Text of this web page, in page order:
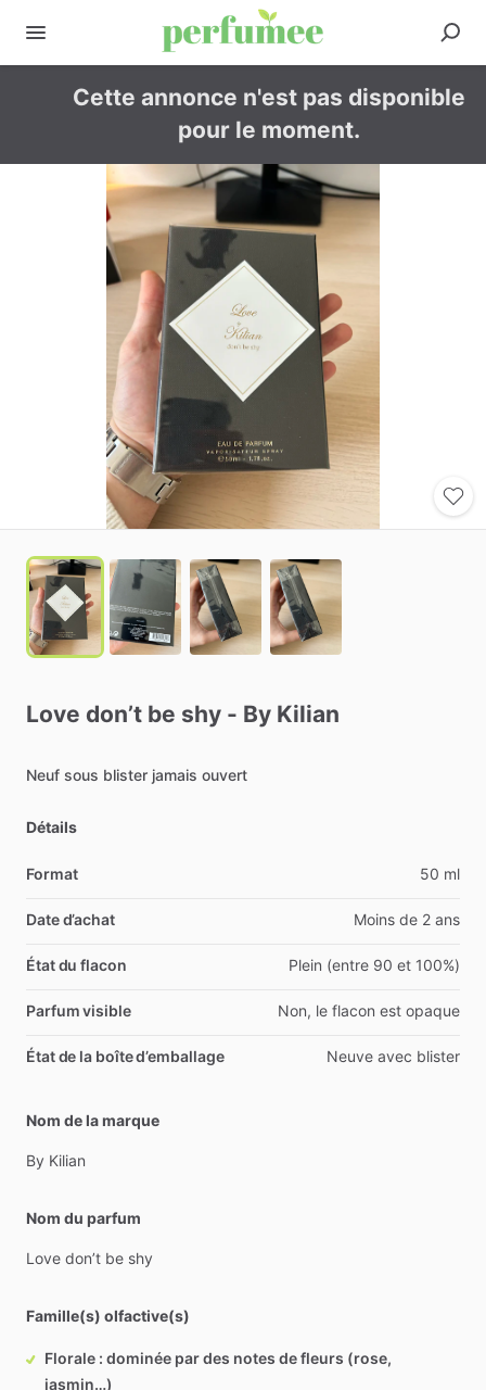
Cette annonce n'est pas disponible
pour le moment.
Love don’t be shy - By Kilian
Neuf sous blister jamais ouvert
Détails
Format 50 ml
Date d’achat Moins de 2 ans
État du flacon Plein (entre 90 et 100%)
Parfum visible Non, le flacon est opaque
État de la boîte d’emballage Neuve avec blister
Nom de la marque
By Kilian
Nom du parfum
Love don’t be shy
Famille(s) olfactive(s)
Florale : dominée par des notes de fleurs (rose,
jasmin…)